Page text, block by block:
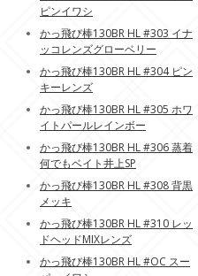
ピンイワシ
かっ飛び棒130BR HL #303 イナ
ッコレンズグローベリー
かっ飛び棒130BR HL #304 ピン
キーレンズ
かっ飛び棒130BR HL #305 ホワ
イトパールレインボー
かっ飛び棒130BR HL #306 蒸着
何でもベイト井上SP
かっ飛び棒130BR HL #308 背黒
メッキ
かっ飛び棒130BR HL #310 レッ
ドヘッドMIXレンズ
かっ飛び棒130BR HL #OC スー